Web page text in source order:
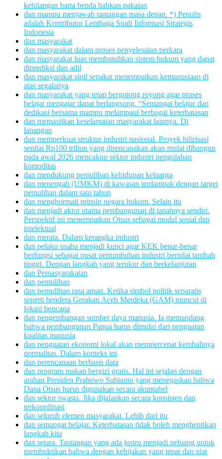
kehilangan harta benda bahkan pakaian
dan mampu menjawab tantangan masa depan. *) Penulis
adalah Kontributor Lembaga Studi Informasi Strategis
Indonesia
dan masyarakat
dan masyarakat dalam proses penyelesaian perkara
dan masyarakat luas membutuhkan sistem hukum yang dapat
diprediksi dan adil
dan masyarakat sipil sepakat menempatkan kemanusiaan di
atas segalanya
dan masyarakat yang tetap bergotong royong agar proses
belajar mengajar dapat berlangsung. “Semangat belajar dan
dedikasi bersama mampu melampaui berbagai keterbatasan
dan memastikan keselamatan masyarakat lainnya. Di
lapangan
dan memperkuat struktur industri nasional. Proyek hilirisasi
senilai Rp100 triliun yang direncanakan akan mulai dibangun
pada awal 2026 mencakup sektor industri pengolahan
komoditas
dan mendukung pemulihan kehidupan keluarga
dan menengah (UMKM) di kawasan terdampak dengan target
pemulihan dalam satu tahun
dan menghormati prinsip negara hukum. Selain itu
dan menjadi aktor utama pembangunan di tanahnya sendiri.
Perspektif ini menempatkan Otsus sebagai modal sosial dan
intelektual
dan merata. Dalam kerangka industri
dan pelaku usaha menjadi kunci agar KEK benar-benar
berfungsi sebagai pusat pertumbuhan industri bernilai tambah
tinggi. Dengan langkah yang terukur dan berkelanjutan
dan Pemasyarakatan
dan pemulihan
dan pemulihan rasa aman. Ketika simbol politik separatis
seperti bendera Gerakan Aceh Merdeka (GAM) muncul di
lokasi bencana
dan pengembangan sumber daya manusia. Ia memandang
bahwa pembangunan Papua harus dimulai dari penguatan
kualitas manusia
dan penguatan ekonomi lokal akan mempercepat kembalinya
normalitas. Dalam konteks ini
dan perencanaan berbasis data
dan program makan bergizi gratis. Hal ini sejalan dengan
arahan Presiden Prabowo Subianto yang menegaskan bahwa
Dana Otsus harus digunakan secara akuntabel
dan sektor swasta. Jika dijalankan secara konsisten dan
terkoordinasi
dan seluruh elemen masyarakat. Lebih dari itu
dan semangat belajar. Keterbatasan tidak boleh menghentikan
langkah kita
dan setara. Tantangan yang ada justru menjadi peluang untuk
membuktikan bahwa dengan kebijakan yang tepat dan niat